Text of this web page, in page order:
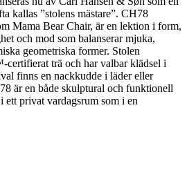
kallas ”stolens mästare”. CH78
Mama Bear Chair, är en lektion i form,
och mod som balanserar mjuka,
geometriska former. Stolen
trä och har valbar klädsel i
finns en nackkudde i läder eller
är en både skulptural och funktionell
ett privat vardagsrum som i en